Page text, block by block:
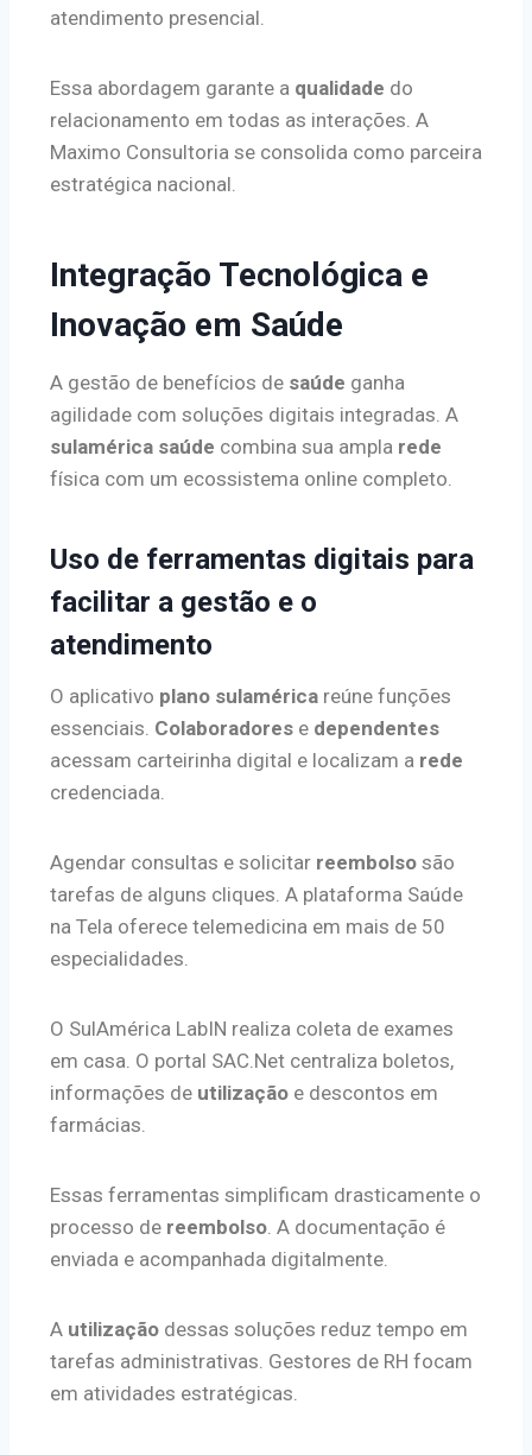
atendimento presencial.
Essa abordagem garante a qualidade do
relacionamento em todas as interações. A
Maximo Consultoria se consolida como parceira
estratégica nacional.
Integração Tecnológica e
Inovação em Saúde
A gestão de benefícios de saúde ganha
agilidade com soluções digitais integradas. A
sulamérica saúde combina sua ampla rede
física com um ecossistema online completo.
Uso de ferramentas digitais para
facilitar a gestão e o
atendimento
O aplicativo plano sulamérica reúne funções
essenciais. Colaboradores e dependentes
acessam carteirinha digital e localizam a rede
credenciada.
Agendar consultas e solicitar reembolso são
tarefas de alguns cliques. A plataforma Saúde
na Tela oferece telemedicina em mais de 50
especialidades.
O SulAmérica LabIN realiza coleta de exames
em casa. O portal SAC.Net centraliza boletos,
informações de utilização e descontos em
farmácias.
Essas ferramentas simplificam drasticamente o
processo de reembolso. A documentação é
enviada e acompanhada digitalmente.
A utilização dessas soluções reduz tempo em
tarefas administrativas. Gestores de RH focam
em atividades estratégicas.